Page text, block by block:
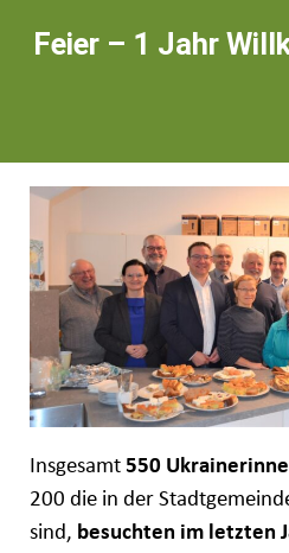
Feier – 1 Jahr
Insgesamt 550
200 die in der
sind, besuchten im letzten